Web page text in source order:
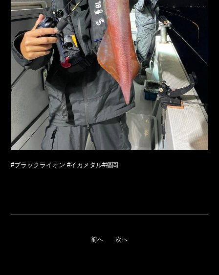
#ブラックライオン #イカメタル#福岡
前へ 次へ